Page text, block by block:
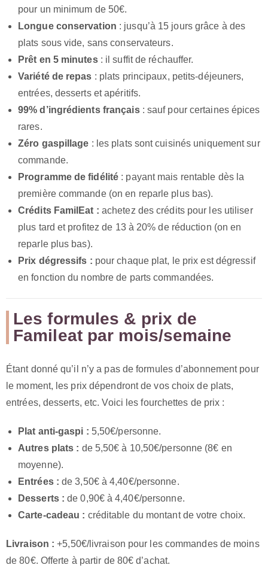
pour un minimum de 50€.
Longue conservation : jusqu’à 15 jours grâce à des
plats sous vide, sans conservateurs.
Prêt en 5 minutes: il suffit de réchauffer.
Variété de repas : plats principaux, petits-déjeuners,
entrées, desserts et apéritifs.
99% d’ingrédients français: sauf pour certaines épices
rares.
Zéro gaspillage : les plats sont cuisinés uniquement sur
commande.
Programme de fidélité : payant mais rentable dès la
première commande (on en reparle plus bas).
Crédits FamilEat : achetez des crédits pour les utiliser
plus tard et profitez de 13 à 20% de réduction (on en
reparle plus bas).
Prix dégressifs : pour chaque plat, le prix est dégressif
en fonction du nombre de parts commandées.
Les formules & prix de
Famileat par mois/semaine
Étant donné qu’il n’y a pas de formules d’abonnement pour
le moment, les prix dépendront de vos choix de plats,
entrées, desserts, etc. Voici les fourchettes de prix :
Plat anti-gaspi : 5,50€/personne.
Autres plats : de 5,50€ à 10,50€/personne (8€ en
moyenne).
Entrées : de 3,50€ à 4,40€/personne.
Desserts : de 0,90€ à 4,40€/personne.
Carte-cadeau : créditable du montant de votre choix.
Livraison : +5,50€/livraison pour les commandes de moins
de 80€. Offerte à partir de 80€ d’achat.